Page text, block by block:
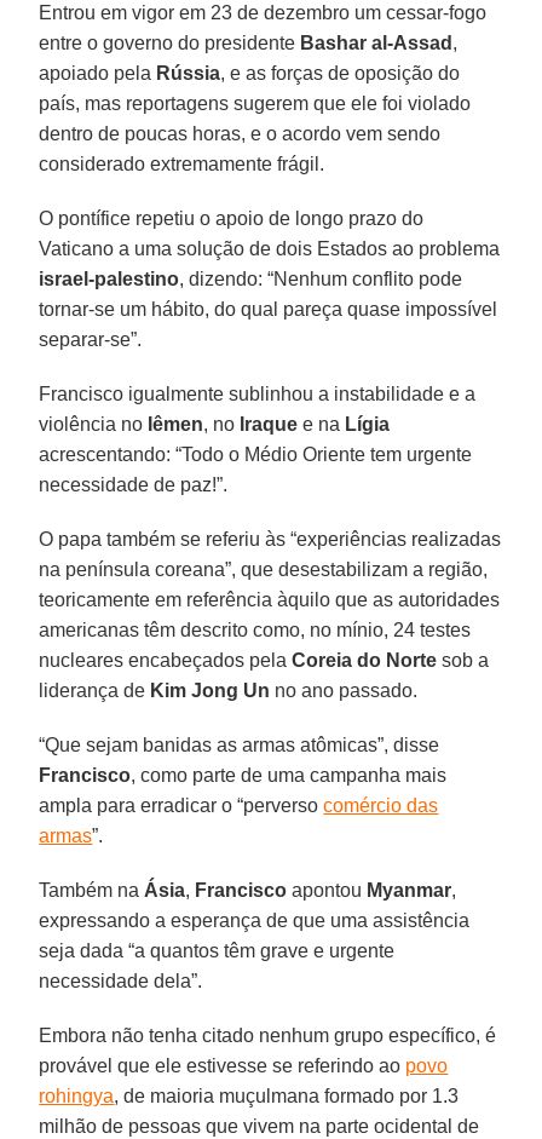
Entrou em vigor em 23 de dezembro um cessar-fogo
entre o governo do presidente Bashar al-Assad ,
apoiado pela Rússia, e as forças de oposição do
país, mas reportagens sugerem que ele foi violado
dentro de poucas horas, e o acordo vem sendo
considerado extremamente frágil.
O pontífice repetiu o apoio de longo prazo do
Vaticano a uma solução de dois Estados ao problema
israel-palestino, dizendo: “Nenhum conflito pode
tornar-se um hábito, do qual pareça quase impossível
separar-se”.
Francisco igualmente sublinhou a instabilidade e a
violência no Iêmen, no Iraque e na Lígia
acrescentando: “Todo o Médio Oriente tem urgente
necessidade de paz!”.
O papa também se referiu às “experiências realizadas
na península coreana”, que desestabilizam a região,
teoricamente em referência àquilo que as autoridades
americanas têm descrito como, no mínio, 24 testes
nucleares encabeçados pela Coreia do Norte sob a
liderança de Kim Jong Un no ano passado.
“Que sejam banidas as armas atômicas”, disse
Francisco, como parte de uma campanha mais
ampla para erradicar o “perversocomércio das
armas”.
Também na Ásia, Francisco apontou Myanmar,
expressando a esperança de que uma assistência
seja dada “a quantos têm grave e urgente
necessidade dela”.
Embora não tenha citado nenhum grupo específico, é
provável que ele estivesse se referindo ao povo
rohingya, de maioria muçulmana formado por 1.3
milhão de pessoas que vivem na parte ocidental de